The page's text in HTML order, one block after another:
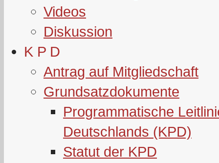
Videos
Diskussion
K P D
Antrag auf Mitgliedschaft
Grundsatzdokumente
Programmatische
Deutschlands (KPD)
Statut der KPD